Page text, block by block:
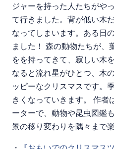
ジャーを持った人たちがや
て行きました。背が低い木
なってしまいます。ある日
ました！ 森の動物たちが、
をを持ってきて、寂しい木
なると流れ星がひとつ、木
ッピーなクリスマスです。
きくなっていきます。 作者
ーターで、動物や昆虫図鑑
景の移り変わりを隅々まで